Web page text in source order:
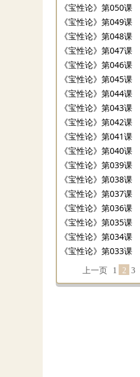
《宝性论》第050课
《宝性论》第049课
《宝性论》第048课
《宝性论》第047课
《宝性论》第046课
《宝性论》第045课
《宝性论》第044课
《宝性论》第043课
《宝性论》第042课
《宝性论》第041课
《宝性论》第040课
《宝性论》第039课
《宝性论》第038课
《宝性论》第037课
《宝性论》第036课
《宝性论》第035课
《宝性论》第034课
《宝性论》第033课
上一页 1 2 3